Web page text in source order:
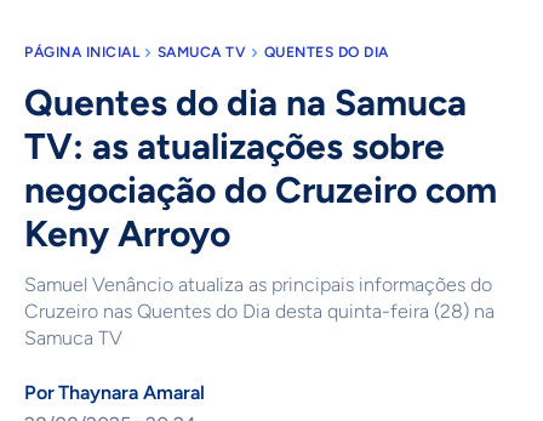
PÁGINA INICIAL SAMUCA TV QUENTES DO DIA
Quentes do dia na Samuca
TV: as atualizações sobre
negociação do Cruzeiro com
Keny Arroyo
Samuel Venâncio atualiza as principais informações do
Cruzeiro nas Quentes do Dia desta quinta-feira (28) na
Samuca TV
PorThaynara Amaral